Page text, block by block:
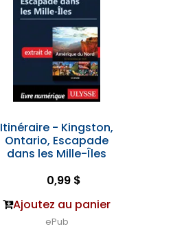
Itinéraire - Kingston,
Ontario, Escapade
dans les Mille-Îles
0,99 $
Ajoutez au panier
ePub